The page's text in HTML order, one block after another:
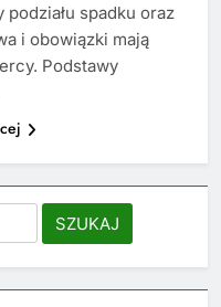
podziału spadku oraz
i obowiązki mają
Podstawy